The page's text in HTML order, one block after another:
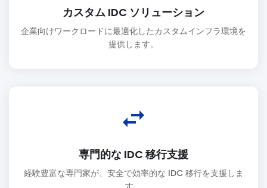
カスタム IDC ソリューション
企業向けワークロードに最適化したカスタムインフラ環境を
提供します。
swap_horiz
専門的な IDC 移行支援
経験豊富な専門家が、安全で効率的な IDC 移行を支援しま